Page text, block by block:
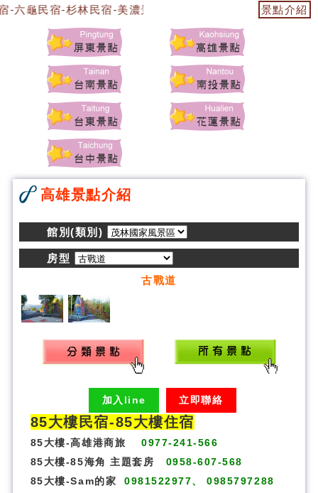
龜民宿-杉林民宿-美濃景點-杉林景點-茂林景點-六龜景點
景點介紹
高雄景點介紹
館別(類別)
房型
古戰道
加入line 立即聯絡
85大樓民宿-85大樓住宿
85大樓-高雄港商旅
0977-241-566
85大樓-85海角 主題套房
0958-607-568
85大樓-Sam的家
0981522977、 0985797288